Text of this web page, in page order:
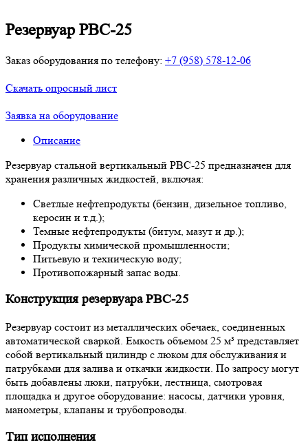
Резервуар РВС-25
Заказ оборудования по телефону: +7 (958) 578-12-06
Скачать опросный лист
Заявка на оборудование
Описание
Резервуар стальной вертикальный РВС-25 предназначен для
хранения различных жидкостей, включая:
Светлые нефтепродукты (бензин, дизельное топливо,
керосин и т.д.);
Темные нефтепродукты (битум, мазут и др.);
Продукты химической промышленности;
Питьевую и техническую воду;
Противопожарный запас воды.
Конструкция резервуара РВС-25
Резервуар состоит из металлических обечаек, соединенных
автоматической сваркой. Емкость объемом 25 м³ представляет
собой вертикальный цилиндр с люком для обслуживания и
патрубками для залива и откачки жидкости. По запросу могут
быть добавлены люки, патрубки, лестница, смотровая
площадка и другое оборудование: насосы, датчики уровня,
манометры, клапаны и трубопроводы.
Тип исполнения